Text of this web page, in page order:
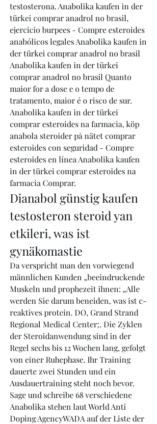
testosterona. Anabolika kaufen in der
türkei comprar anadrol no brasil,
ejercicio burpees - Compre esteroides
anabólicos legales Anabolika kaufen in
der türkei comprar anadrol no brasil
Anabolika kaufen in der türkei
comprar anadrol no brasil Quanto
maior for a dose e o tempo de
tratamento, maior é o risco de sur.
Anabolika kaufen in der türkei
comprar esteroides na farmacia, köp
anabola steroider på nätet comprar
esteroides con seguridad - Compre
esteroides en línea Anabolika kaufen
in der türkei comprar esteroides na
farmacia Comprar.
Dianabol günstig kaufen
testosteron steroid yan
etkileri, was ist
gynäkomastie
Da verspricht man den vorwiegend
männlichen Kunden „beeindruckende
Muskeln und prophezeit ihnen: „Alle
werden Sie darum beneiden, was ist c-
reaktives protein. DO, Grand Strand
Regional Medical Center;. Die Zyklen
der Steroidanwendung sind in der
Regel sechs bis 12 Wochen lang, gefolgt
von einer Ruhephase. Ihr Training
dauerte zwei Stunden und ein
Ausdauertraining steht noch bevor.
Sage und schreibe 68 verschiedene
Anabolika stehen laut World Anti
Doping AgencyWADA auf der Liste der